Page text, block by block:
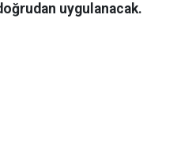
uygulanacak.